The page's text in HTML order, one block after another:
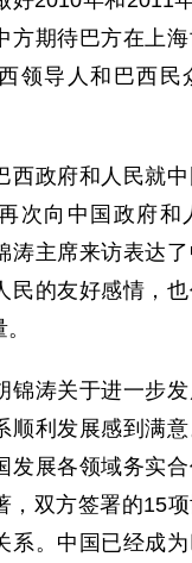
方期待巴方在上
领导人和巴西民
政府和人民就中
次向中国政府和
涛主席来访表达
民的友好感情，
涛关于进一步发
顺利发展感到满
发展各领域务实
，双方签署的15
系。中国已经成